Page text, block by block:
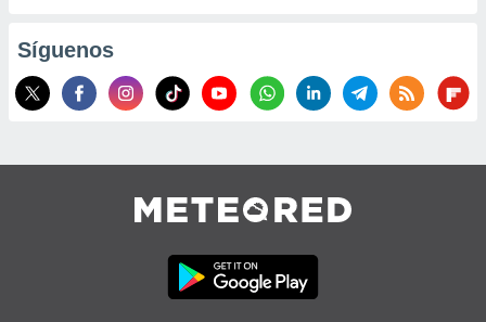
de
uso de
con el
Síguenos